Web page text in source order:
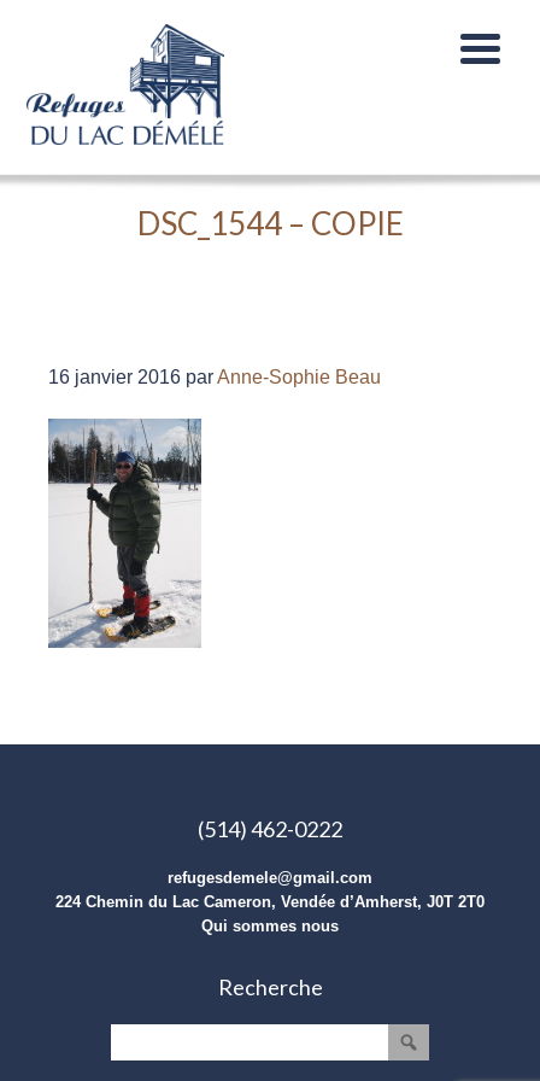
DSC_1544 – COPIE
16 janvier 2016 parAnne-Sophie Beau
(514) 462-0222
refugesdemele@gmail.com
224 Chemin du Lac Cameron, Vendée d’Amherst, J0T 2T0
Qui sommes nous
Recherche